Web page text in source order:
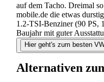
auf dem Tacho. Dreimal
mobile.de die etwas
1.2-TSI-Benziner (90 PS,
Baujahr mit guter
Hier geht's zum besten
Alternativen